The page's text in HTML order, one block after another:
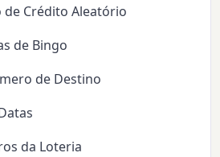
de Crédito Aleatório
de Bingo
de Destino
da Loteria